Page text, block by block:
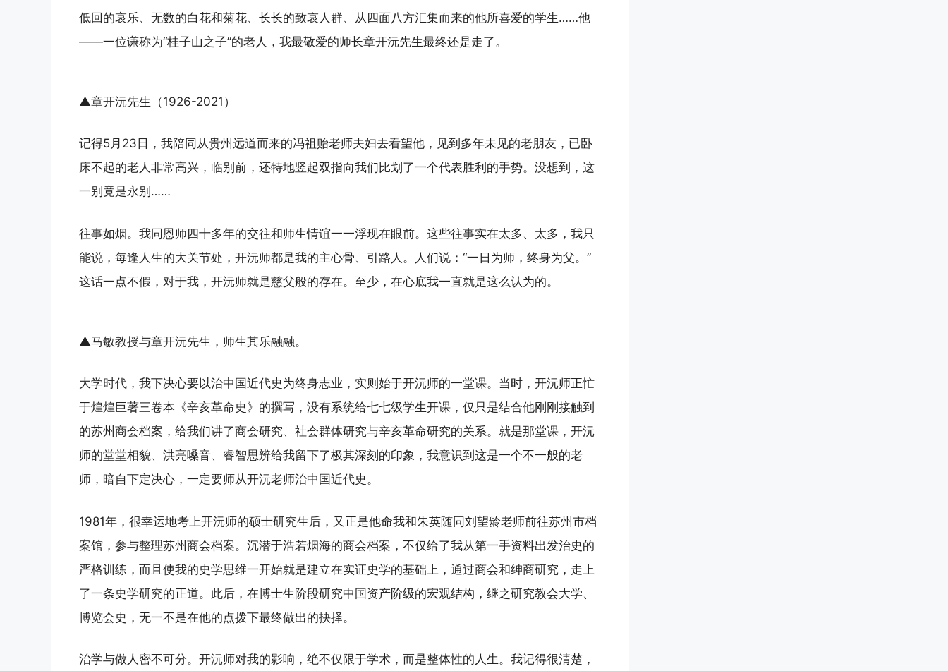
低回的哀乐、无数的白花和菊花、长长的致哀人群、从四面八方汇集而来的他所喜爱的学生……他
——一位谦称为“桂子山之子”的老人，我最敬爱的师长章开沅先生最终还是走了。
▲章开沅先生（1926-2021）
记得5月23日，我陪同从贵州远道而来的冯祖贻老师夫妇去看望他，见到多年未见的老朋友，已卧
床不起的老人非常高兴，临别前，还特地竖起双指向我们比划了一个代表胜利的手势。没想到，这
一别竟是永别……
往事如烟。我同恩师四十多年的交往和师生情谊一一浮现在眼前。这些往事实在太多、太多，我只
能说，每逢人生的大关节处，开沅师都是我的主心骨、引路人。人们说：“一日为师，终身为父。”
这话一点不假，对于我，开沅师就是慈父般的存在。至少，在心底我一直就是这么认为的。
▲马敏教授与章开沅先生，师生其乐融融。
大学时代，我下决心要以治中国近代史为终身志业，实则始于开沅师的一堂课。当时，开沅师正忙
于煌煌巨著三卷本《辛亥革命史》的撰写，没有系统给七七级学生开课，仅只是结合他刚刚接触到
的苏州商会档案，给我们讲了商会研究、社会群体研究与辛亥革命研究的关系。就是那堂课，开沅
师的堂堂相貌、洪亮嗓音、睿智思辨给我留下了极其深刻的印象，我意识到这是一个不一般的老
师，暗自下定决心，一定要师从开沅老师治中国近代史。
1981年，很幸运地考上开沅师的硕士研究生后，又正是他命我和朱英随同刘望龄老师前往苏州市档
案馆，参与整理苏州商会档案。沉潜于浩若烟海的商会档案，不仅给了我从第一手资料出发治史的
严格训练，而且使我的史学思维一开始就是建立在实证史学的基础上，通过商会和绅商研究，走上
了一条史学研究的正道。此后，在博士生阶段研究中国资产阶级的宏观结构，继之研究教会大学、
博览会史，无一不是在他的点拨下最终做出的抉择。
治学与做人密不可分。开沅师对我的影响，绝不仅限于学术，而是整体性的人生。我记得很清楚，